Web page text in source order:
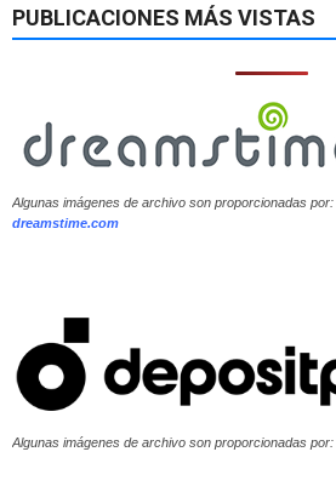
PUBLICACIONES MÁS VISTAS
Algunas imágenes de archivo son proporcionadas por:
dreamstime.com
Algunas imágenes de archivo son proporcionadas por: